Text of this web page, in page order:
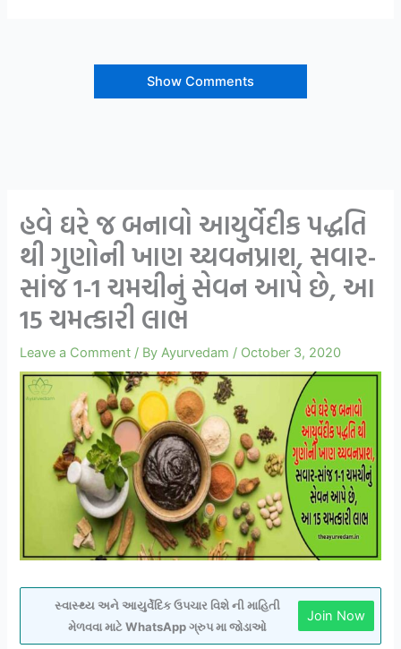
Show Comments
હવે ઘરે જ બનાવો આયુર્વેદીક પદ્ધતિ
થી ગુણોની ખાણ ચ્યવનપ્રાશ, સવાર-
સાંજ 1-1 ચમચીનું સેવન આપે છે, આ
15 ચમત્કારી લાભ
Leave a Comment / ByAyurvedam / October 3, 2020
સ્વાસ્થ્ય અને આયુર્વેદિક ઉપચાર વિશે ની માહિતી
મેળવવા માટે WhatsApp ગ્રુપ મા જોડાઓ
Join Now